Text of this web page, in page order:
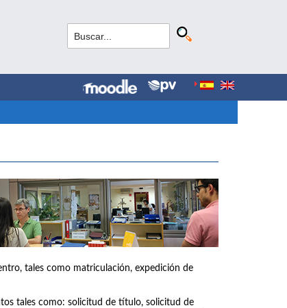
tales como matriculación, expedición de
tales como: solicitud de título, solicitud de